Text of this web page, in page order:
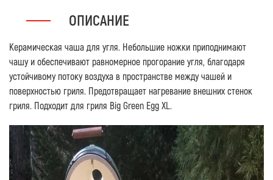
ОПИСАНИЕ
Керамическая чаша для угля. Небольшие ножки приподнимают
чашу и обеспечивают равномерное прогорание угля, благодаря
устойчивому потоку воздуха в пространстве между чашей и
поверхностью гриля. Предотвращает нагревание внешних стенок
гриля. Подходит для гриля Big Green Egg XL.